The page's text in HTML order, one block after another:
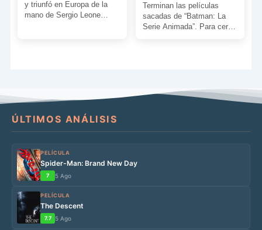
y triunfó en Europa de la
mano de Sergio Leone
Terminan las películas
sacadas de “Batman: La
Serie Animada”. Para cerrar
ÚLTIMOS ANÁLISIS
PELÍCULA
Spider-Man: Brand New Day
7 5 Ago
PELÍCULA
The Descent
7.7 5 Ago